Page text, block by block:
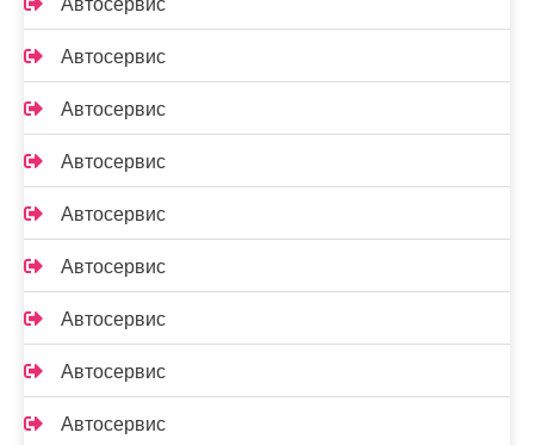
Автосервис
Автосервис
Автосервис
Автосервис
Автосервис
Автосервис
Автосервис
Автосервис
Автосервис